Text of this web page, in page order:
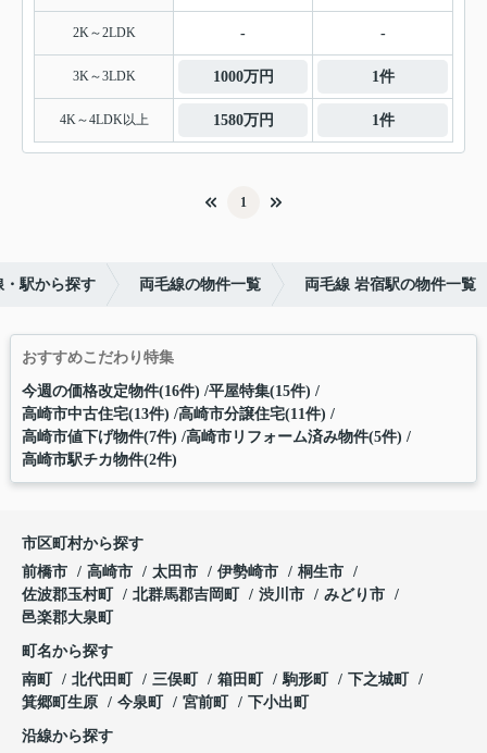
2K～2LDK - -
3K～3LDK 1000万円 1件
4K～4LDK以上 1580万円 1件
1
・駅から探す 両毛線の物件一覧 両毛線 岩宿駅の物件一覧
おすすめこだわり特集
今週の価格改定物件(16件) 平屋特集(15件)
高崎市中古住宅(13件) 高崎市分譲住宅(11件)
高崎市値下げ物件(7件) 高崎市リフォーム済み物件(5件)
高崎市駅チカ物件(2件)
市区町村から探す
前橋市
高崎市 太田市 伊勢崎市
桐生市
佐波郡玉村町
北群馬郡吉岡町 渋川市
みどり市
邑楽郡大泉町
町名から探す
南町
北代田町 三俣町 箱田町 駒形町
下之城町
箕郷町生原
今泉町 宮前町 下小出町
沿線から探す